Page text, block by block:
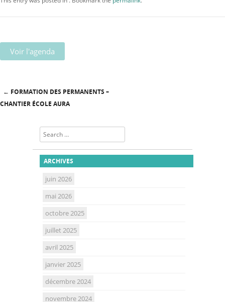
Voir l'agenda
Post navigation
← FORMATION DES PERMANENTS –
CHANTIER ÉCOLE AURA
Search
ARCHIVES
juin 2026
mai 2026
octobre 2025
juillet 2025
avril 2025
janvier 2025
décembre 2024
novembre 2024